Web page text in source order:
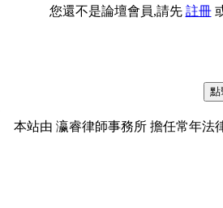
您還不是論壇會員,請先 註冊
本站由 瀛睿律師事務所 擔任常年法